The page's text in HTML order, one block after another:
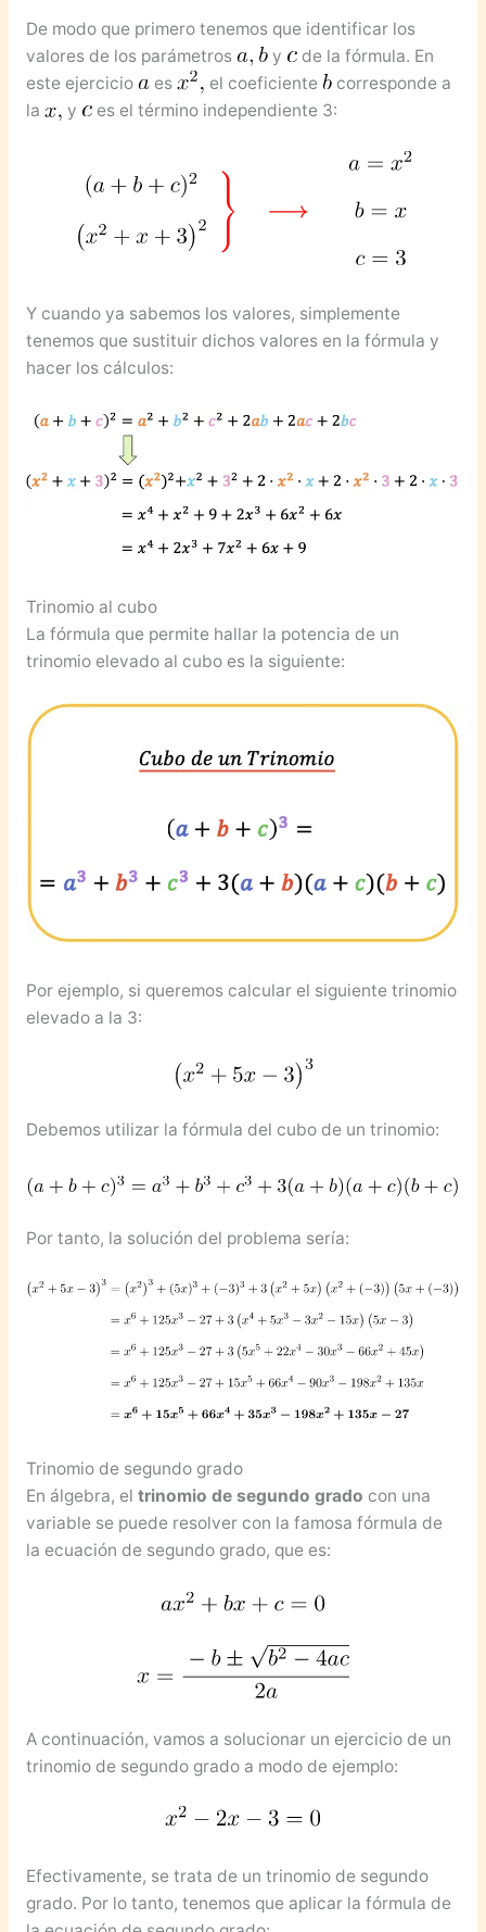
De modo que primero tenemos que identificar los
valores de los parámetros
y
de la fórmula. En
este ejercicio
es el coeficiente
corresponde a
la
y es el término independiente 3:
Y cuando ya sabemos los valores, simplemente
tenemos que sustituir dichos valores en la fórmula y
hacer los cálculos:
Trinomio al cubo
La fórmula que permite hallar la potencia de un
trinomio elevado al cubo es la siguiente:
Por ejemplo, si queremos calcular el siguiente trinomio
elevado a la 3:
Debemos utilizar la fórmula del cubo de un trinomio:
Por tanto, la solución del problema sería:
Trinomio de segundo grado
En álgebra, el trinomio de segundo grado con una
variable se puede resolver con la famosa fórmula de
la ecuación de segundo grado, que es:
A continuación, vamos a solucionar un ejercicio de un
trinomio de segundo grado a modo de ejemplo:
Efectivamente, se trata de un trinomio de segundo
grado. Por lo tanto, tenemos que aplicar la fórmula de